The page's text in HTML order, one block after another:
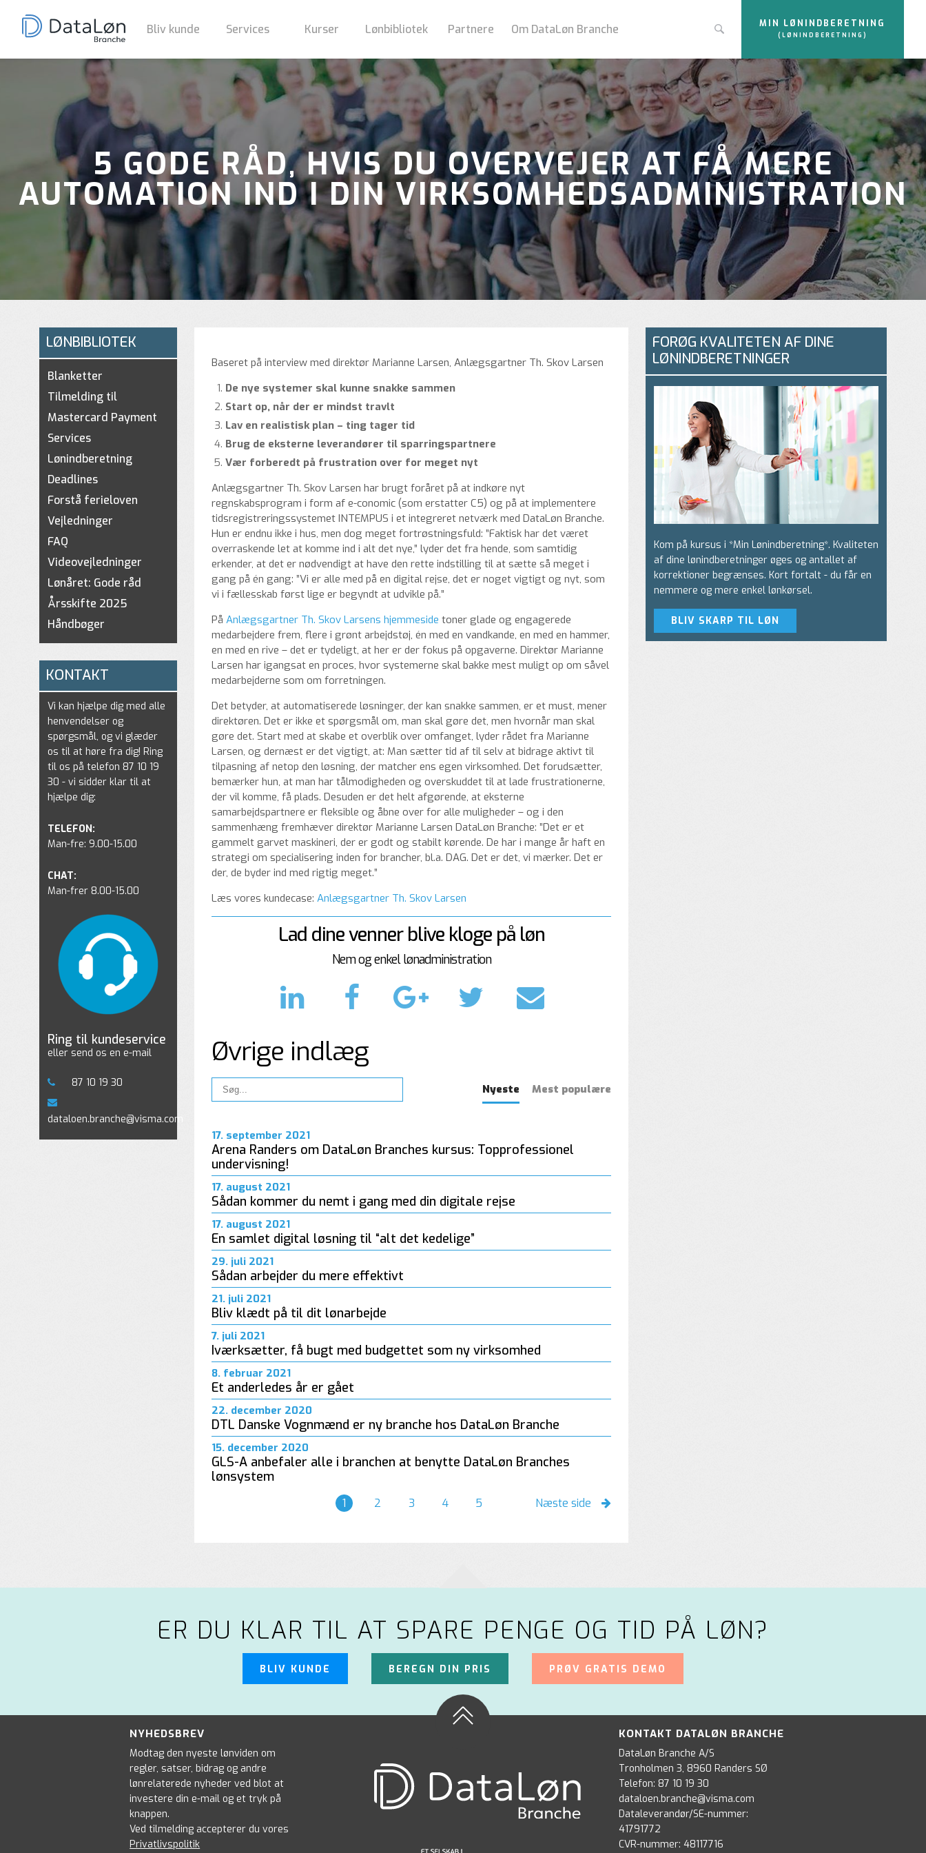
Bliv kunde Services Kurser Lønbibliotek Partnere Om DataLøn Branche MIN LØNINDBERETNING
(LØNINDBERETNING)
5 GODE RÅD, HVIS DU OVERVEJER AT FÅ MERE
AUTOMATION IND I DIN VIRKSOMHEDSADMINISTRATION
Baseret på interview med direktør Marianne Larsen, Anlægsgartner Th. Skov Larsen
De nye systemer skal kunne snakke sammen
Start op, når der er mindst travlt
Lav en realistisk plan – ting tager tid
Brug de eksterne leverandører til sparringspartnere
Vær forberedt på frustration over for meget nyt
Anlægsgartner Th. Skov Larsen har brugt foråret på at indkøre nyt
regnskabsprogram i form af e-conomic (som erstatter C5) og på at implementere
tidsregistreringssystemet INTEMPUS i et integreret netværk med DataLøn Branche.
Hun er endnu ikke i hus, men dog meget fortrøstningsfuld: ”Faktisk har det været
overraskende let at komme ind i alt det nye,” lyder det fra hende, som samtidig
erkender, at det er nødvendigt at have den rette indstilling til at sætte så meget i
gang på én gang: ”Vi er alle med på en digital rejse, det er noget vigtigt og nyt, som
vi i fællesskab først lige er begyndt at udvikle på.”
På Anlægsgartner Th. Skov Larsens hjemmeside toner glade og engagerede
medarbejdere frem, flere i grønt arbejdstøj, én med en vandkande, en med en hammer,
en med en rive – det er tydeligt, at her er der fokus på opgaverne. Direktør Marianne
Larsen har igangsat en proces, hvor systemerne skal bakke mest muligt op om såvel
medarbejderne som om forretningen.
Det betyder, at automatiserede løsninger, der kan snakke sammen, er et must, mener
direktøren. Det er ikke et spørgsmål om, man skal gøre det, men hvornår man skal
gøre det. Start med at skabe et overblik over omfanget, lyder rådet fra Marianne
Larsen, og dernæst er det vigtigt, at: Man sætter tid af til selv at bidrage aktivt til
tilpasning af netop den løsning, der matcher ens egen virksomhed. Det forudsætter,
bemærker hun, at man har tålmodigheden og overskuddet til at lade frustrationerne,
der vil komme, få plads. Desuden er det helt afgørende, at eksterne
samarbejdspartnere er fleksible og åbne over for alle muligheder – og i den
sammenhæng fremhæver direktør Marianne Larsen DataLøn Branche: ”Det er et
gammelt garvet maskineri, der er godt og stabilt kørende. De har i mange år haft en
strategi om specialisering inden for brancher, bl.a. DAG. Det er det, vi mærker. Det er
der, de byder ind med rigtig meget.”
Læs vores kundecase: Anlægsgartner Th. Skov Larsen
Lad dine venner blive kloge på løn
Nem og enkel lønadministration
Øvrige indlæg
Nyeste Mest populære
17. september 2021
Arena Randers om DataLøn Branches kursus: Topprofessionel
undervisning!
17. august 2021
Sådan kommer du nemt i gang med din digitale rejse
17. august 2021
En samlet digital løsning til “alt det kedelige”
29. juli 2021
Sådan arbejder du mere effektivt
21. juli 2021
Bliv klædt på til dit lønarbejde
7. juli 2021
Iværksætter, få bugt med budgettet som ny virksomhed
8. februar 2021
Et anderledes år er gået
22. december 2020
DTL Danske Vognmænd er ny branche hos DataLøn Branche
15. december 2020
GLS-A anbefaler alle i branchen at benytte DataLøn Branches
lønsystem
1 2 3 4 5 Næste side
LØNBIBLIOTEK
Blanketter
Tilmelding til
Mastercard Payment
Services
Lønindberetning
Deadlines
Forstå ferieloven
Vejledninger
FAQ
Videovejledninger
Lønåret: Gode råd
Årsskifte 2025
Håndbøger
KONTAKT
Vi kan hjælpe dig med alle
henvendelser og
spørgsmål, og vi glæder
os til at høre fra dig! Ring
til os på telefon 87 10 19
30 - vi sidder klar til at
hjælpe dig:
TELEFON:
Man-fre: 9.00-15.00
CHAT:
Man-frer 8.00-15.00
Ring til kundeservice
eller send os en e-mail
87 10 19 30
dataloen.branche@visma.com
FORØG KVALITETEN AF DINE
LØNINDBERETNINGER
Kom på kursus i *Min Lønindberetning*. Kvaliteten
af dine lønindberetninger øges og antallet af
korrektioner begrænses. Kort fortalt - du får en
nemmere og mere enkel lønkørsel.
BLIV SKARP TIL LØN
ER DU KLAR TIL AT SPARE PENGE OG TID PÅ LØN?
BLIV KUNDE BEREGN DIN PRIS PRØV GRATIS DEMO
NYHEDSBREV
Modtag den nyeste lønviden om
regler, satser, bidrag og andre
lønrelaterede nyheder ved blot at
investere din e-mail og et tryk på
knappen.
Ved tilmelding accepterer du vores
Privatlivspolitik
KONTAKT DATALØN BRANCHE
DataLøn Branche A/S
Tronholmen 3, 8960 Randers SØ
Telefon: 87 10 19 30
dataloen.branche@visma.com
Dataleverandør/SE-nummer:
41791772
CVR-nummer: 48117716